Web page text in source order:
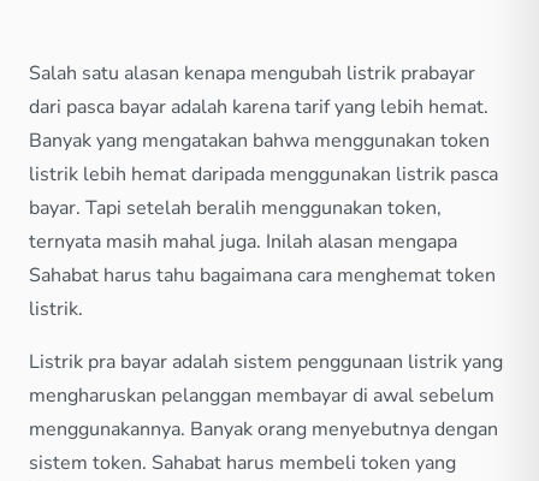
Salah satu alasan kenapa mengubah listrik prabayar
dari pasca bayar adalah karena tarif yang lebih hemat.
Banyak yang mengatakan bahwa menggunakan token
listrik lebih hemat daripada menggunakan listrik pasca
bayar. Tapi setelah beralih menggunakan token,
ternyata masih mahal juga. Inilah alasan mengapa
Sahabat harus tahu bagaimana cara menghemat token
listrik.
Listrik pra bayar adalah sistem penggunaan listrik yang
mengharuskan pelanggan membayar di awal sebelum
menggunakannya. Banyak orang menyebutnya dengan
sistem token. Sahabat harus membeli token yang